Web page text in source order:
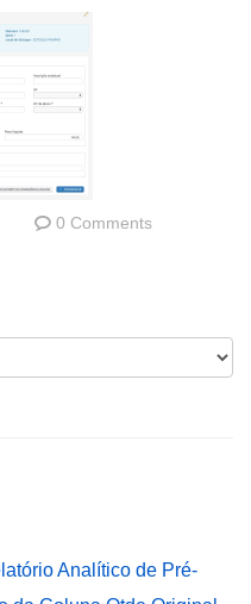
0 Comments
Analítico de Pré-